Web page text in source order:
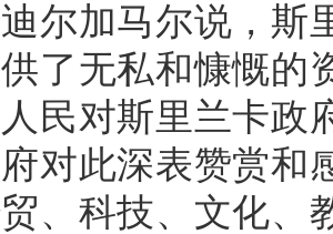
加马尔说，斯里
了无私和慷慨的
民对斯里兰卡政
对此深表赞赏和
、科技、文化、